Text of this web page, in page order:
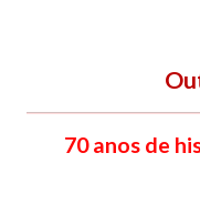
70 anos de